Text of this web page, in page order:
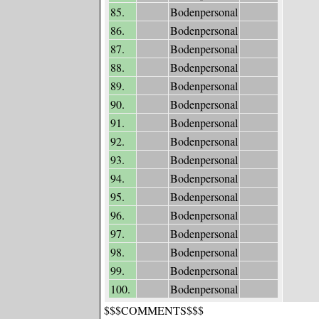
85.
Bodenpersonal
86.
Bodenpersonal
87.
Bodenpersonal
88.
Bodenpersonal
89.
Bodenpersonal
90.
Bodenpersonal
91.
Bodenpersonal
92.
Bodenpersonal
93.
Bodenpersonal
94.
Bodenpersonal
95.
Bodenpersonal
96.
Bodenpersonal
97.
Bodenpersonal
98.
Bodenpersonal
99.
Bodenpersonal
100.
Bodenpersonal
$$$COMMENTS$$$